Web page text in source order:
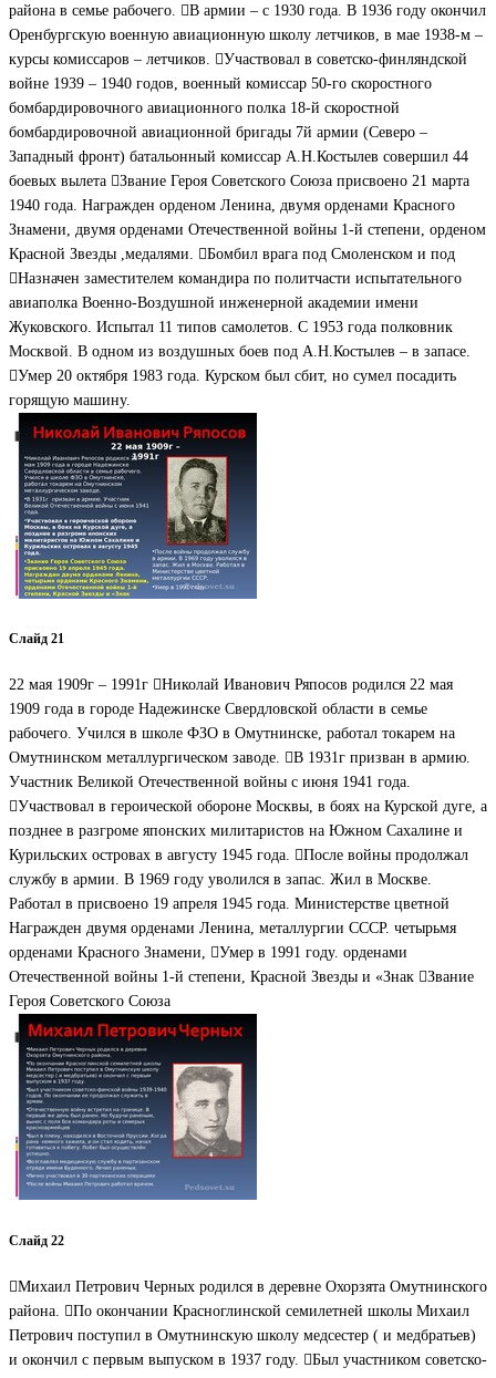
района в семье рабочего. В армии – с 1930 года. В 1936 году окончил
Оренбургскую военную авиационную школу летчиков, в мае 1938-м –
курсы комиссаров – летчиков. Участвовал в советско-финляндской
войне 1939 – 1940 годов, военный комиссар 50-го скоростного
бомбардировочного авиационного полка 18-й скоростной
бомбардировочной авиационной бригады 7й армии (Северо –
Западный фронт) батальонный комиссар А.Н.Костылев совершил 44
боевых вылета Звание Героя Советского Союза присвоено 21 марта
1940 года. Награжден орденом Ленина, двумя орденами Красного
Знамени, двумя орденами Отечественной войны 1-й степени, орденом
Красной Звезды ,медалями. Бомбил врага под Смоленском и под
Назначен заместителем командира по политчасти испытательного
авиаполка Военно-Воздушной инженерной академии имени
Жуковского. Испытал 11 типов самолетов. С 1953 года полковник
Москвой. В одном из воздушных боев под А.Н.Костылев – в запасе.
Умер 20 октября 1983 года. Курском был сбит, но сумел посадить
горящую машину.
Слайд 21
22 мая 1909г – 1991г Николай Иванович Ряпосов родился 22 мая
1909 года в городе Надежинске Свердловской области в семье
рабочего. Учился в школе ФЗО в Омутнинске, работал токарем на
Омутнинском металлургическом заводе. В 1931г призван в армию.
Участник Великой Отечественной войны с июня 1941 года.
Участвовал в героической обороне Москвы, в боях на Курской дуге, а
позднее в разгроме японских милитаристов на Южном Сахалине и
Курильских островах в августу 1945 года. После войны продолжал
службу в армии. В 1969 году уволился в запас. Жил в Москве.
Работал в присвоено 19 апреля 1945 года. Министерстве цветной
Награжден двумя орденами Ленина, металлургии СССР. четырьмя
орденами Красного Знамени, Умер в 1991 году. орденами
Отечественной войны 1-й степени, Красной Звезды и «Знак Звание
Героя Советского Союза
Слайд 22
Михаил Петрович Черных родился в деревне Охорзята Омутнинского
района. По окончании Красноглинской семилетней школы Михаил
Петрович поступил в Омутнинскую школу медсестер ( и медбратьев)
и окончил с первым выпуском в 1937 году. Был участником советско-